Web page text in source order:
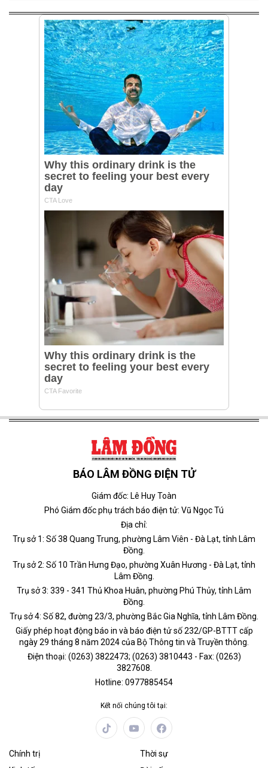
BÁO LÂM ĐỒNG ĐIỆN TỬ
Giám đốc: Lê Huy Toàn
Phó Giám đốc phụ trách báo điện tử: Vũ Ngọc Tú
Địa chỉ:
Trụ sở 1: Số 38 Quang Trung, phường Lâm Viên - Đà Lạt, tỉnh Lâm
Đồng.
Trụ sở 2: Số 10 Trần Hưng Đạo, phường Xuân Hương - Đà Lạt, tỉnh
Lâm Đồng.
Trụ sở 3: 339 - 341 Thủ Khoa Huân, phường Phú Thủy, tỉnh Lâm
Đồng.
Trụ sở 4: Số 82, đường 23/3, phường Bắc Gia Nghĩa, tỉnh Lâm Đồng.
Giấy phép hoạt động báo in và báo điện tử số 232/GP-BTTT cấp
ngày 29 tháng 8 năm 2024 của Bộ Thông tin và Truyền thông.
Điện thoại: (0263) 3822473; (0263) 3810443 - Fax: (0263)
3827608.
Hotline: 0977885454
Kết nối chúng tôi tại:
Chính trị
Thời sự